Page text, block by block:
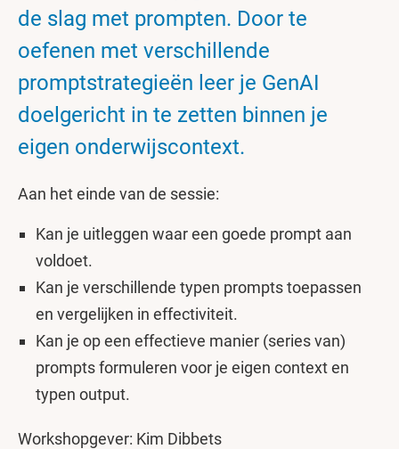
de slag met prompten. Door te
oefenen met verschillende
promptstrategieën leer je GenAI
doelgericht in te zetten binnen je
eigen onderwijscontext.
Aan het einde van de sessie:
Kan je uitleggen waar een goede prompt aan
voldoet.
Kan je verschillende typen prompts toepassen
en vergelijken in effectiviteit.
Kan je op een effectieve manier (series van)
prompts formuleren voor je eigen context en
typen output.
Workshopgever: Kim Dibbets